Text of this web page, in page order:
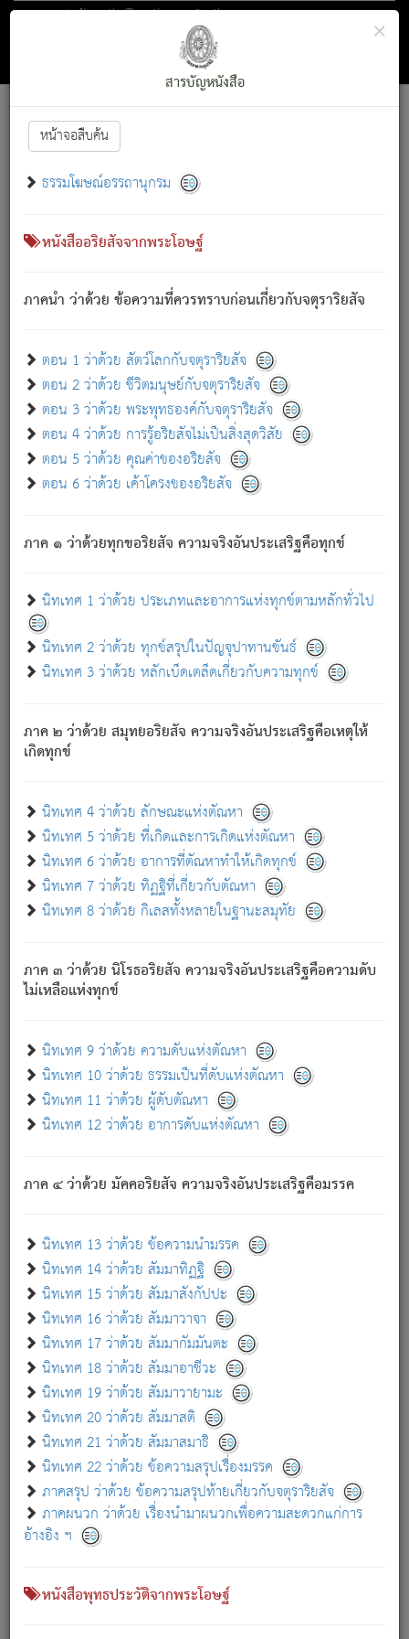
ตอน 1 ว่าด้วย สัตว์โลกกับจตุราริยสัจ
สารบัญ×
สารบัญหนังสือ
หน้าจอสืบค้น
ธรรมโฆษณ์อรรถานุกรม
หนังสืออริยสัจจากพระโอษฐ์
ภาคนำ ว่าด้วย ข้อความที่ควรทราบก่อนเกี่ยวกับจตุราริยสัจ
ตอน 1 ว่าด้วย สัตว์โลกกับจตุราริยสัจ
ตอน 2 ว่าด้วย ชีวิตมนุษย์กับจตุราริยสัจ
ตอน 3 ว่าด้วย พระพุทธองค์กับจตุราริยสัจ
ตอน 4 ว่าด้วย การรู้อริยสัจไม่เป็นสิ่งสุดวิสัย
ตอน 5 ว่าด้วย คุณค่าของอริยสัจ
ตอน 6 ว่าด้วย เค้าโครงของอริยสัจ
ภาค ๑ ว่าด้วยทุกขอริยสัจ ความจริงอันประเสริฐคือทุกข์
นิทเทศ 1 ว่าด้วย ประเภทและอาการแห่งทุกข์ตามหลักทั่วไป
นิทเทศ 2 ว่าด้วย ทุกข์สรุปในปัญจุปาทานขันธ์
นิทเทศ 3 ว่าด้วย หลักเบ็ดเตล็ดเกี่ยวกับความทุกข์
ภาค ๒ ว่าด้วย สมุทยอริยสัจ ความจริงอันประเสริฐคือเหตุให้
เกิดทุกข์
นิทเทศ 4 ว่าด้วย ลักษณะแห่งตัณหา
นิทเทศ 5 ว่าด้วย ที่เกิดและการเกิดแห่งตัณหา
นิทเทศ 6 ว่าด้วย อาการที่ตัณหาทำให้เกิดทุกข์
นิทเทศ 7 ว่าด้วย ทิฏฐิที่เกี่ยวกับตัณหา
นิทเทศ 8 ว่าด้วย กิเลสทั้งหลายในฐานะสมุทัย
ภาค ๓ ว่าด้วย นิโรธอริยสัจ ความจริงอันประเสริฐคือความดับ
ไม่เหลือแห่งทุกข์
นิทเทศ 9 ว่าด้วย ความดับแห่งตัณหา
นิทเทศ 10 ว่าด้วย ธรรมเป็นที่ดับแห่งตัณหา
นิทเทศ 11 ว่าด้วย ผู้ดับตัณหา
นิทเทศ 12 ว่าด้วย อาการดับแห่งตัณหา
ภาค ๔ ว่าด้วย มัคคอริยสัจ ความจริงอันประเสริฐคือมรรค
นิทเทศ 13 ว่าด้วย ข้อความนำมรรค
นิทเทศ 14 ว่าด้วย สัมมาทิฏฐิ
นิทเทศ 15 ว่าด้วย สัมมาสังกัปปะ
นิทเทศ 16 ว่าด้วย สัมมาวาจา
นิทเทศ 17 ว่าด้วย สัมมากัมมันตะ
นิทเทศ 18 ว่าด้วย สัมมาอาชีวะ
นิทเทศ 19 ว่าด้วย สัมมาวายามะ
นิทเทศ 20 ว่าด้วย สัมมาสติ
นิทเทศ 21 ว่าด้วย สัมมาสมาธิ
นิทเทศ 22 ว่าด้วย ข้อความสรุปเรื่องมรรค
ภาคสรุป ว่าด้วย ข้อความสรุปท้ายเกี่ยวกับจตุราริยสัจ
ภาคผนวก ว่าด้วย เรื่องนำมาผนวกเพื่อความสะดวกแก่การ
อ้างอิง ฯ
หนังสือพุทธประวัติจากพระโอษฐ์
Font :15 ]||
สัตว์โลกนี้ เกิดความเดือดร้อนแล้ว มีผัสสะบังหน้า
เขาสำคัญสิ่งใด โดยความเป็นประการใด แต่สิ่งนั้นย่อมเป็น
(ตามที่เป็นจริง) โดยประการอื่นจากที่เขาสำคัญนั้น
สัตว์โลกติดข้องอยู่ในภพ ถูกภพบังหน้าแล้ว มีภพโดยความ
เป็นอย่างอื่น (จากที่มันเป็นอยู่จริง) จึงได้เพลิดเพลินยิ่งนักในภพ
เขาเพลิดเพลินยิ่งนักในสิ่งใด สิ่งนั้นเป็นภัย (ที่เขาไม่รู้จัก)
เขากลัวต่อสิ่งใดสิ่งนั้นเป็นทุกข์
พรหมจรรย์นี้ อันบุคคลย่อมประพฤติ ก็เพื่อการละขาดซึ่ง
ภพ.
สมณะหรือพราหมณ์เหล่าใด กล่าวความหลุดพ้นจากภพว่า
มีได้เพราะภพ เรากล่าวว่า สมณะหรือพราหมณ์ทั้งปวงนั้น
มิใช่ผู้หลดพ้นจากภพ.
ภพ ว่ามีได้เพราะวิภพ[2]: เรากล่าวว่า สมณะหรือพราหมณ์ทั้ง
ปวงนั้น ก็ยังสลัดภพออกไปไม่ได้.
ก็ทุกข์นี้มีขึ้น เพราะอาศัยซึ่งอุปธิทั้งปวง.
เพราะความสิ้นไปแห่งอุปาทานทั้งปวง ความเกิดขึ้นแห่ง
ทุกข์จึงไม่มี.
ท่านจงดูโลกนี้เถิด (จะเห็นว่า) สัตว์ทั้งหลายอันอวิชาหนา
แน่นบังหนาแล้ว; และว่า สัตว์ผู้ยินดีในภพอันเป็นแล้วนั้น ย่อม
อันเป็นไปในที่หรือเวลาทั้งปวง[3]เพื่อความมีแห่งประโยชน์โดย
ประการทั้งปวง; ภพทั้งหลายทั้งหมดนั้น ไม่เที่ยง เป็นทุกข์ มี
ความแปรปรวนเป็นธรรมดา.
อย่างนี้อยู่; เขาย่อมละภวตัณหาได้ และไม่เพลิดเพลินวิภวตัณหา
ด้วย.
ความดับเพราะความสำรอกไม่เหลือ (แห่งภพทั้งหลาย)
เพราะความสิ้นไปแห่งตัณหาโดยประการทั้งปวง นั้นคือ
นิพพาน.
ภพใหม่ย่อมไม่มีแก่ภิกษุนั้น ผู้ดับเย็นสนิทแล้ว เพราะไม่มี
ภิกษุนั้น เป็นผู้ครอบงำมารได้แล้ว ชนะสงครามแล้ว ก้าวล่วง
ภพทั้งหลายทั้งปวงได้แล้ว เป็นผู้คงที่ (คือไม่เปลี่ยนแปลงอีกต่อ
- อุ.ขุ. ๒๕/๑๒๑/๘๔.
(ข้อความนี้ เป็นพระพุทธอุทานที่ทรงเปล่งออก ที่โคนต้นโพธิ์
เป็นที่ตรัสรู้ เมื่อตรัสรู้แล้วได้ 7 วัน)
เกี่ยวกับธรรมโฆษณ์ออนไลน์ (Disclaimer)
แม้ระบบ "ธรรมโฆษณ์ออนไลน์" พยายามปรับปรุงข้อมูลให้ถูกต้องมากที่สุด
ผู้ศึกษาก็พึงตรวจสอบกับตัวเล่มหนังสือต้นฉบับ ที่มีการพิมพ์ครั้งล่าสุด
ก่อนนำข้อมูลไปใช้ในการอ้างอิง"
เกี่ยวกับอัตถจารี|เกี่ยวกับการพัฒนา|แจ้งข้อผิดพลาด / แนะนำ
หนังสือที่เกี่ยวข้อง